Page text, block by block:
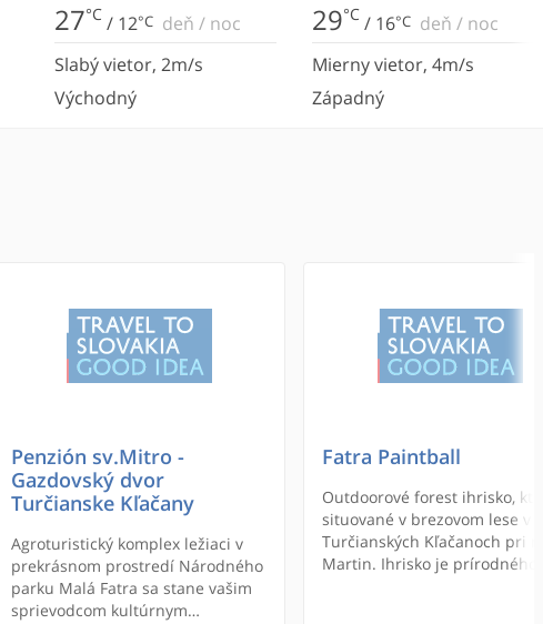
27°C / 12°C deň / noc
Slabý vietor, 2m/s
Východný
29°C / 16°C deň / noc
Mierny vietor, 4m/s
Západný
Penzión sv.Mitro -
Gazdovský dvor
Turčianske Kľačany
Agroturistický komplex ležiaci v
prekrásnom prostredí Národného
parku Malá Fatra sa stane vašim
sprievodcom kultúrnym
Fatra Paintball
Outdoorové forest ihrisko,
situované v brezovom lese v
Turčianských Kľačanoch pri
Martin. Ihrisko je prírodného